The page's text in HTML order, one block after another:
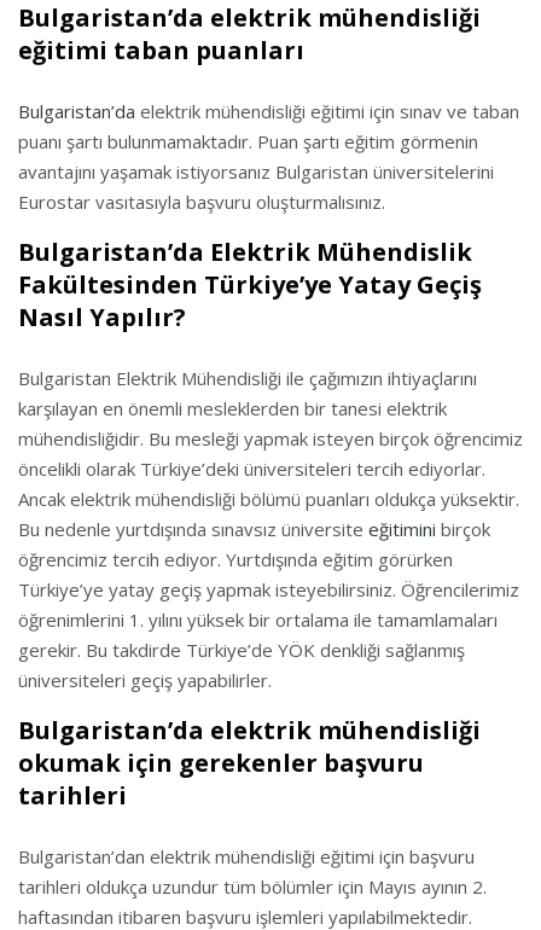
Bulgaristan’da elektrik mühendisliği
eğitimi taban puanları
Bulgaristan’da elektrik mühendisliği eğitimi için sınav ve taban
puanı şartı bulunmamaktadır. Puan şartı eğitim görmenin
avantajını yaşamak istiyorsanız Bulgaristan üniversitelerini
Eurostar vasıtasıyla başvuru oluşturmalısınız.
Bulgaristan’da Elektrik Mühendislik
Fakültesinden Türkiye’ye Yatay Geçiş
Nasıl Yapılır?
Bulgaristan Elektrik Mühendisliği ile çağımızın ihtiyaçlarını
karşılayan en önemli mesleklerden bir tanesi elektrik
mühendisliğidir. Bu mesleği yapmak isteyen birçok öğrencimiz
öncelikli olarak Türkiye’deki üniversiteleri tercih ediyorlar.
Ancak elektrik mühendisliği bölümü puanları oldukça yüksektir.
Bu nedenle yurtdışında sınavsız üniversite eğitimini birçok
öğrencimiz tercih ediyor. Yurtdışında eğitim görürken
Türkiye’ye yatay geçiş yapmak isteyebilirsiniz. Öğrencilerimiz
öğrenimlerini 1. yılını yüksek bir ortalama ile tamamlamaları
gerekir. Bu takdirde Türkiye’de YÖK denkliği sağlanmış
üniversiteleri geçiş yapabilirler.
Bulgaristan’da elektrik mühendisliği
okumak için gerekenler başvuru
tarihleri
Bulgaristan’dan elektrik mühendisliği eğitimi için başvuru
tarihleri oldukça uzundur tüm bölümler için Mayıs ayının 2.
haftasından itibaren başvuru işlemleri yapılabilmektedir.